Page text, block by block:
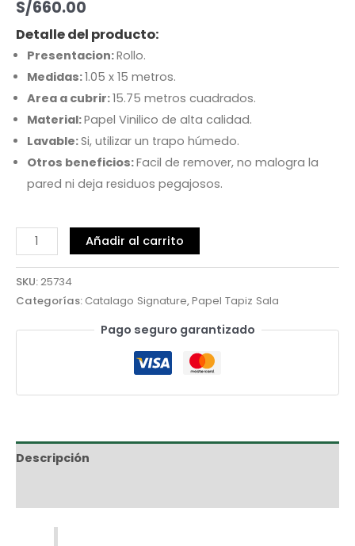
S/660.00
Detalle del producto:
Presentacion:Rollo.
Medidas:1.05 x 15 metros.
Area a cubrir:15.75 metros cuadrados.
Material:Papel Vinilico de alta calidad.
Lavable:Si, utilizar un trapo húmedo.
Otros beneficios:Facil de remover, no malogra la
pared ni deja residuos pegajosos.
Añadir al carrito
SKU:25734
Categorías:Catalago Signature,Papel Tapiz Sala
Pago seguro garantizado
Descripción